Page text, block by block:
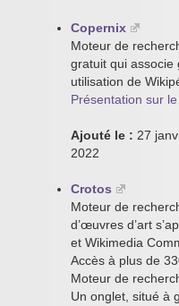
Copernix
Moteur de
gratuit qui associe
utilisation de
Présentation sur
Ajouté le : 27
2022
Crotos
Moteur de
d’œuvres d’art
et Wikimedia
Accès à plus de
Moteur de
Un onglet, situé à